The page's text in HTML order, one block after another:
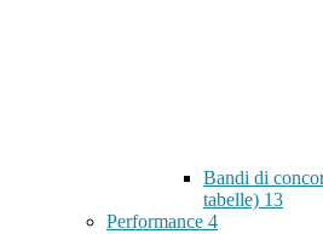
Bandi di
tabelle) 13
Performance 4